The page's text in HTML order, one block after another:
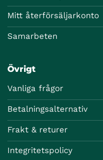
Mitt återförsäljarkonto
Samarbeten
Övrigt
Vanliga frågor
Betalningsalternativ
Frakt & returer
Integritetspolicy